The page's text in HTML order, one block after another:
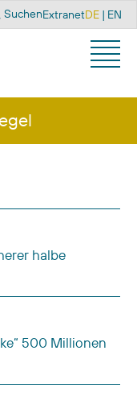
Suchen
SuchenExtranetSprache
DE EN
halbe
500 Millionen